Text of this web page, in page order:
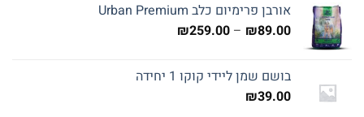
אורבן פרימיום כלב Urban Premium
₪89.00
–
₪259.00
עד בושם שמן ליידי קוקו 1 יחידה
₪39.00